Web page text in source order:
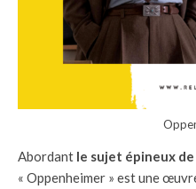
Abordant le sujet épineux de
« Oppenheimer » est une